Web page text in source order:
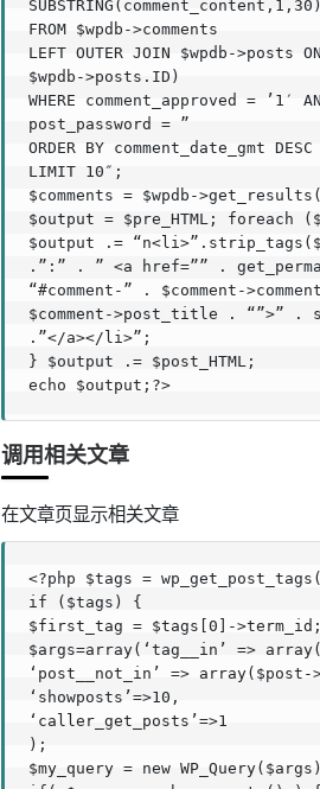
FROM $wpdb->comments
LEFT OUTER JOIN $wpdb->posts
$wpdb->posts.ID)
WHERE comment_approved = ’1′
post_password = ”
ORDER BY comment_date_gmt DESC
LIMIT 10″;
$comments = $wpdb-
$output = $pre_HTML; foreach
$output .=
.”:” . ” <a href=”” .
“#comment-” . $comment-
$comment->post_title . “”>” .
.”</a></li>”;
} $output .= $post_HTML;
echo $output;?>
调用相关文章
在文章页显示相关文章
<?php $tags =
if ($tags) {
$first_tag = $tags[0]->term_id;
$args=array(‘tag__in’ =>
‘post__not_in’ => array($post-
‘showposts’=>10,
‘caller_get_posts’=>1
);
$my_query = new